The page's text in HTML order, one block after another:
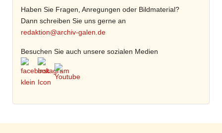
Haben Sie Fragen, Anregungen oder Bildmaterial?
Dann schreiben Sie uns gerne an
redaktion@archiv-galen.de
Besuchen Sie auch unsere sozialen Medien